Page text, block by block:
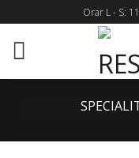
to
content
Orar L - S: